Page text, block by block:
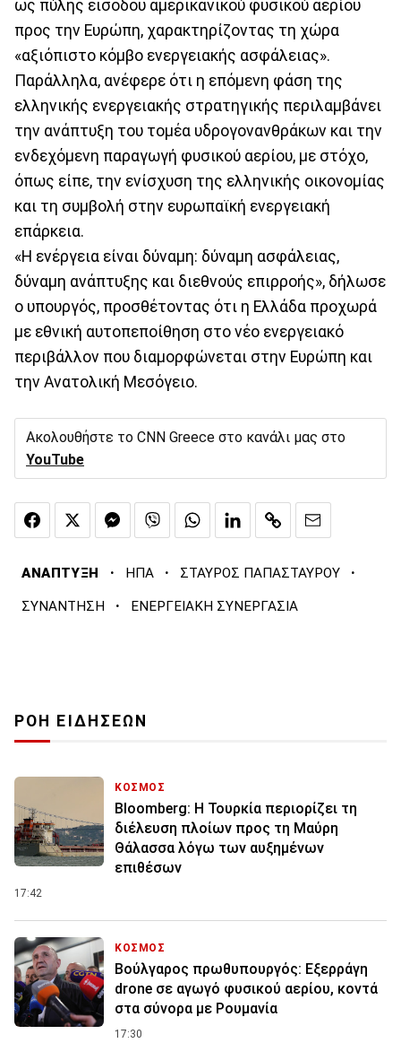
ως πύλης εισόδου αμερικανικού φυσικού αερίου
προς την Ευρώπη, χαρακτηρίζοντας τη χώρα
«αξιόπιστο κόμβο ενεργειακής ασφάλειας».
Παράλληλα, ανέφερε ότι η επόμενη φάση της
ελληνικής ενεργειακής στρατηγικής περιλαμβάνει
την ανάπτυξη του τομέα υδρογονανθράκων και την
ενδεχόμενη παραγωγή φυσικού αερίου, με στόχο,
όπως είπε, την ενίσχυση της ελληνικής οικονομίας
και τη συμβολή στην ευρωπαϊκή ενεργειακή
επάρκεια.
«Η ενέργεια είναι δύναμη: δύναμη ασφάλειας,
δύναμη ανάπτυξης και διεθνούς επιρροής», δήλωσε
ο υπουργός, προσθέτοντας ότι η Ελλάδα προχωρά
με εθνική αυτοπεποίθηση στο νέο ενεργειακό
περιβάλλον που διαμορφώνεται στην Ευρώπη και
την Ανατολική Μεσόγειο.
Ακολουθήστε το CNN Greece στο κανάλι μας στο
YouTube
ΑΝΑΠΤΥΞΗ · ΗΠΑ · ΣΤΑΥΡΟΣ ΠΑΠΑΣΤΑΥΡΟΥ ·
ΣΥΝΑΝΤΗΣΗ · ΕΝΕΡΓΕΙΑΚΗ ΣΥΝΕΡΓΑΣΙΑ
ΡΟΗ ΕΙΔΗΣΕΩΝ
ΚΟΣΜΟΣ
Bloomberg: Η Τουρκία περιορίζει τη
διέλευση πλοίων προς τη Μαύρη
Θάλασσα λόγω των αυξημένων
επιθέσων
17:42
ΚΟΣΜΟΣ
Βούλγαρος πρωθυπουργός: Εξερράγη
drone σε αγωγό φυσικού αερίου, κοντά
στα σύνορα με Ρουμανία
17:30